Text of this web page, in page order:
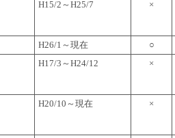
H15/2～H25/7 ×
H26/1～現在
○
H17/3～H24/12 ×
H20/10～現在 ×